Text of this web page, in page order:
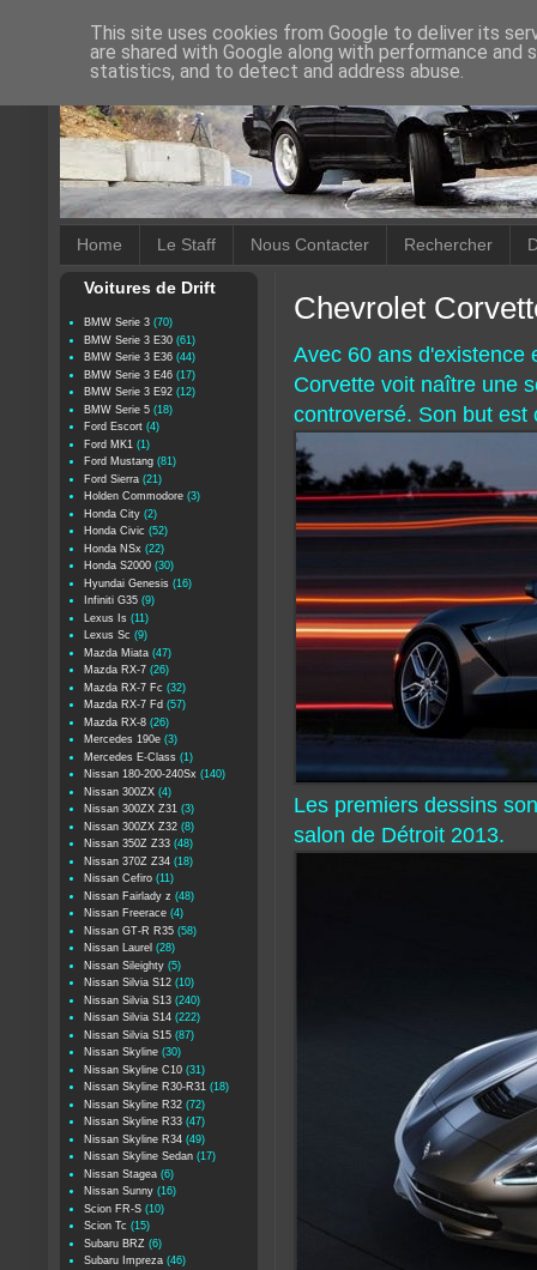
Home Le Staff Nous Contacter Rechercher
Chevrolet
Avec 60 ans d'existence
Corvette voit naître une
controversé. Son but est
Les premiers dessins
salon de Détroit 2013.
Voitures de Drift
BMW Serie 3 (70)
BMW Serie 3 E30 (61)
BMW Serie 3 E36 (44)
BMW Serie 3 E46 (17)
BMW Serie 3 E92 (12)
BMW Serie 5 (18)
Ford Escort (4)
Ford MK1 (1)
Ford Mustang (81)
Ford Sierra (21)
Holden Commodore (3)
Honda City (2)
Honda Civic (52)
Honda NSx (22)
Honda S2000 (30)
Hyundai Genesis (16)
Infiniti G35 (9)
Lexus Is (11)
Lexus Sc (9)
Mazda Miata (47)
Mazda RX-7 (26)
Mazda RX-7 Fc (32)
Mazda RX-7 Fd (57)
Mazda RX-8 (26)
Mercedes 190e (3)
Mercedes E-Class (1)
Nissan 180-200-240Sx (140)
Nissan 300ZX (4)
Nissan 300ZX Z31 (3)
Nissan 300ZX Z32 (8)
Nissan 350Z Z33 (48)
Nissan 370Z Z34 (18)
Nissan Cefiro (11)
Nissan Fairlady z (48)
Nissan Freerace (4)
Nissan GT-R R35 (58)
Nissan Laurel (28)
Nissan Sileighty (5)
Nissan Silvia S12 (10)
Nissan Silvia S13 (240)
Nissan Silvia S14 (222)
Nissan Silvia S15 (87)
Nissan Skyline (30)
Nissan Skyline C10 (31)
Nissan Skyline R30-R31 (18)
Nissan Skyline R32 (72)
Nissan Skyline R33 (47)
Nissan Skyline R34 (49)
Nissan Skyline Sedan (17)
Nissan Stagea (6)
Nissan Sunny (16)
Scion FR-S (10)
Scion Tc (15)
Subaru BRZ (6)
Subaru Impreza (46)
This site uses cookies from Google to deliver its
are shared with Google along with performance
statistics, and to detect and address abuse.